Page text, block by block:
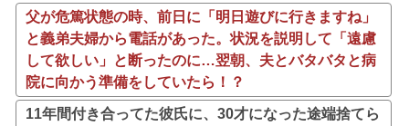
父が危篤状態の時、前日に「明日遊びに行きますね」
と義弟夫婦から電話があった。状況を説明して「遠慮
して欲しい」と断ったのに…翌朝、夫とバタバタと病
院に向かう準備をしていたら！？
11年間付き合ってた彼氏に、30才になった途端捨てら